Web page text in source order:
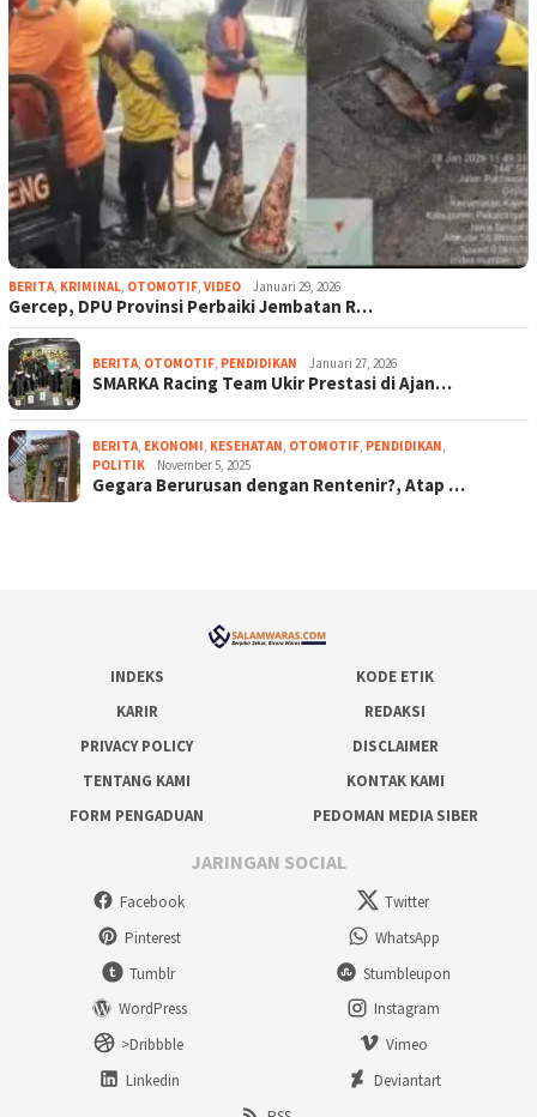
BERITA, KRIMINAL, OTOMOTIF, VIDEO Januari 29, 2026
Gercep, DPU Provinsi Perbaiki Jembatan R…
BERITA, OTOMOTIF, PENDIDIKAN Januari 27, 2026
SMARKA Racing Team Ukir Prestasi di Ajan…
BERITA, EKONOMI, KESEHATAN, OTOMOTIF, PENDIDIKAN,
POLITIK
November 5, 2025
Gegara Berurusan dengan Rentenir?, Atap …
INDEKS
KODE ETIK
KARIR
REDAKSI
PRIVACY POLICY
DISCLAIMER
TENTANG KAMI
KONTAK KAMI
FORM PENGADUAN
PEDOMAN MEDIA SIBER
JARINGAN SOCIAL
Facebook
Twitter
Pinterest
WhatsApp
Tumblr
Stumbleupon
WordPress
Instagram
>Dribbble
Vimeo
Linkedin
Deviantart